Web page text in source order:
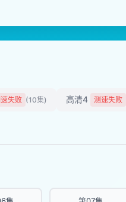
失败 (10集) 高清4 测速失败